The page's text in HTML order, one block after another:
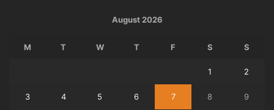
August 2026
M T W T F S S
1 2
3 4 5 6 7 8 9